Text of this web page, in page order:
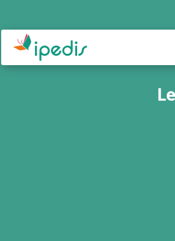
Ipedis - Aller à la page d'accueil